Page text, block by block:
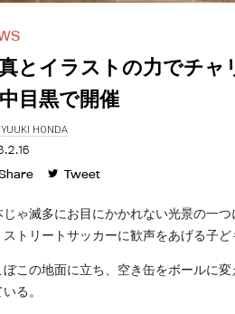
とイラストの力でチャ
目黒で開催
YUUKI HONDA
Tweet
じゃ滅多にお目にかかれない光景の一
ストリートサッカーに歓声をあげる子ど
ぼこの地面に立ち、空き缶をボールに
る。